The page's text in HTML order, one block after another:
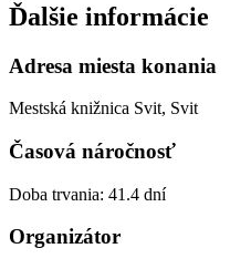
Ďalšie informácie
Adresa miesta konania
Mestská knižnica Svit, Svit
Časová náročnosť
Doba trvania: 41.4 dní
Organizátor